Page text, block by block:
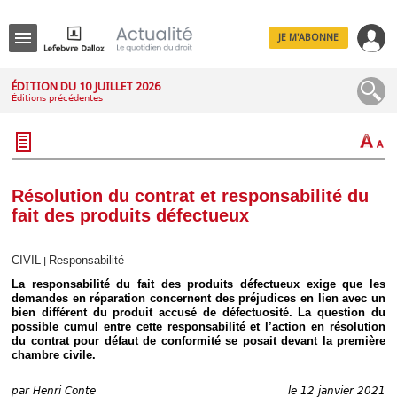
JE M'ABONNE
ÉDITION DU 10 JUILLET 2026
Éditions précédentes
Résolution du contrat et responsabilité du
fait des produits défectueux
CIVIL
Responsabilité
La responsabilité du fait des produits défectueux exige que les
demandes en réparation concernent des préjudices en lien avec un
bien différent du produit accusé de défectuosité. La question du
possible cumul entre cette responsabilité et l’action en résolution
du contrat pour défaut de conformité se posait devant la première
chambre civile.
par Henri Conte le 12 janvier 2021